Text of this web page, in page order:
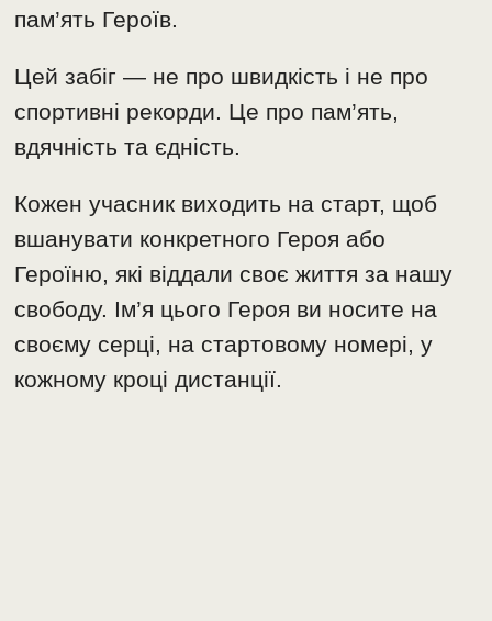
пам’ять Героїв.
Цей забіг — не про швидкість і не про
спортивні рекорди. Це про пам’ять,
вдячність та єдність.
Кожен учасник виходить на старт, щоб
вшанувати конкретного Героя або
Героїню, які віддали своє життя за нашу
свободу. Ім’я цього Героя ви носите на
своєму серці, на стартовому номері, у
кожному кроці дистанції.